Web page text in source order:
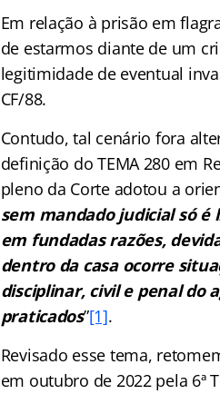
Em relação à prisão em
de estarmos diante de um
legitimidade de eventual
CF/88.
Contudo, tal cenário fora
definição do TEMA 280 em
pleno da Corte adotou a
sem mandado judicial só
em fundadas razões,
dentro da casa ocorre
disciplinar, civil e penal do
praticados”[1].
Revisado esse tema,
em outubro de 2022 pela 6ª